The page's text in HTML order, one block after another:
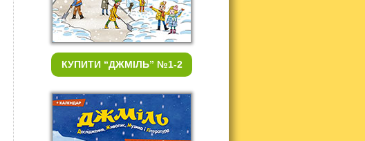
КУПИТИ “ДЖМІЛЬ” №1-2